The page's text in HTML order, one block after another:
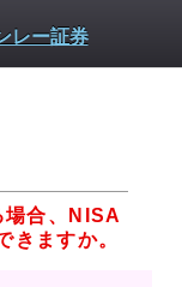
場合、NISA
きますか。